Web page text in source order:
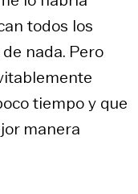
todos los
nada. Pero
tiempo y que
manera